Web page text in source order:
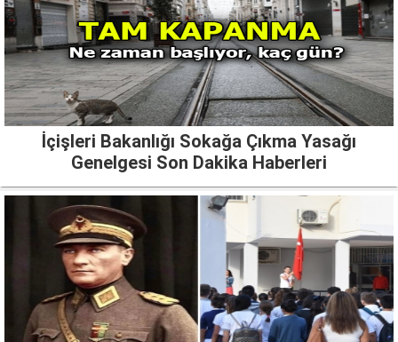
İçişleri Bakanlığı Sokağa Çıkma Yasağı
Genelgesi Son Dakika Haberleri